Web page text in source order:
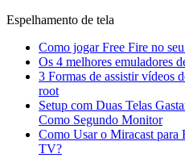
Espelhamento de tela
Como jogar Free Fire no
Os 4 melhores emuladores
3 Formas de assistir vídeos
root
Setup com Duas Telas
Como Segundo Monitor
Como Usar o Miracast para
TV?